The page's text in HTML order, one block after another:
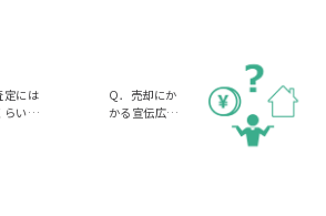
売った後も
定には
らい時
Q．売却にか
かる宣伝広告